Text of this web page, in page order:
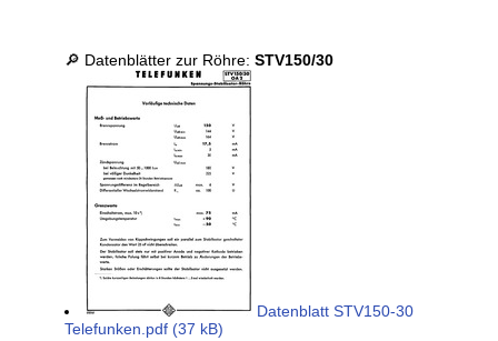
🔎 Datenblätter zur Röhre:STV150/30
Datenblatt STV150-30
Telefunken.pdf (37 kB)